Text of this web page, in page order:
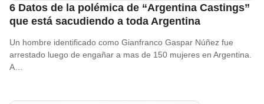
6 Datos de la polémica de “Argentina Castings”
que está sacudiendo a toda Argentina
Un hombre identificado como Gianfranco Gaspar Núñez fue
arrestado luego de engañar a mas de 150 mujeres en Argentina.
A…